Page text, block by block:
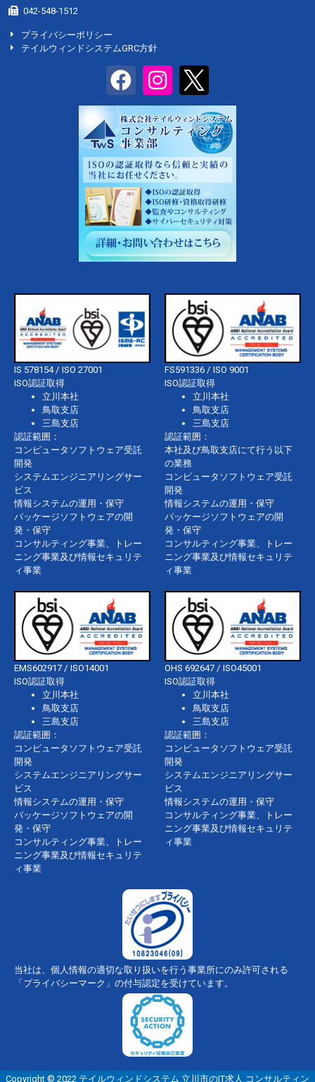
042-548-1512
プライバシーポリシー
テイルウィンドシステムGRC方針
IS 578154 / ISO 27001
ISO認証取得
立川本社
鳥取支店
三島支店
認証範囲：
コンピュータソフトウェア受託
開発
システムエンジニアリングサー
ビス
情報システムの運用・保守
パッケージソフトウェアの開
発・保守
コンサルティング事業、トレー
ニング事業及び情報セキュリテ
ィ事業
FS591336 / ISO 9001
ISO認証取得
立川本社
鳥取支店
三島支店
認証範囲：
本社及び鳥取支店にて行う以下
の業務
コンピュータソフトウェア受託
開発
情報システムの運用・保守
パッケージソフトウェアの開
発・保守
コンサルティング事業、トレー
ニング事業及び情報セキュリテ
ィ事業
EMS602917 / ISO14001
ISO認証取得
立川本社
鳥取支店
三島支店
認証範囲：
コンピュータソフトウェア受託
開発
システムエンジニアリングサー
ビス
情報システムの運用・保守
パッケージソフトウェアの開
発・保守
コンサルティング事業、トレー
ニング事業及び情報セキュリテ
ィ事業
OHS 692647 / ISO45001
ISO認証取得
立川本社
鳥取支店
三島支店
認証範囲：
コンピュータソフトウェア受託
開発
システムエンジニアリングサー
ビス
情報システムの運用・保守
コンサルティング事業、トレー
ニング事業及び情報セキュリテ
ィ事業
当社は、個人情報の適切な取り扱いを行う事業所にのみ許可される
「プライバシーマーク」の付与認定を受けています。
Copyright © 2022 テイルウィンドシステム 立川市のIT求人 コンサルティン